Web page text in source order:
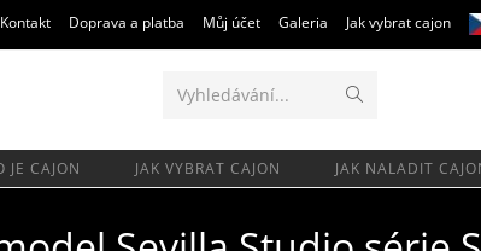
Kontakt Doprava a platba Můj účet Galeria Jak vybrat cajon
Vyhledávání...
JE CAJON JAK VYBRAT CAJON JAK NALADIT